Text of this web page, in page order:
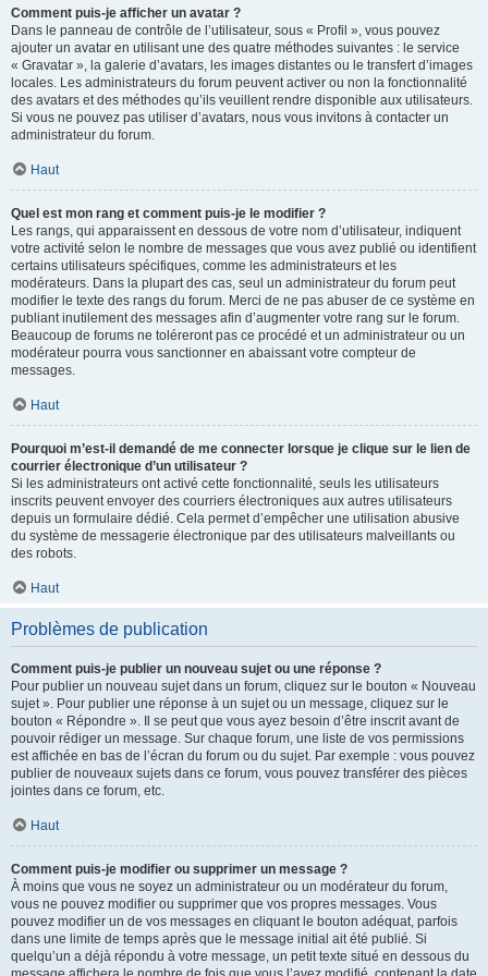
Comment puis-je afficher un avatar ?
Dans le panneau de contrôle de l’utilisateur, sous « Profil », vous pouvez
ajouter un avatar en utilisant une des quatre méthodes suivantes : le service
« Gravatar », la galerie d’avatars, les images distantes ou le transfert d’images
locales. Les administrateurs du forum peuvent activer ou non la fonctionnalité
des avatars et des méthodes qu’ils veuillent rendre disponible aux utilisateurs.
Si vous ne pouvez pas utiliser d’avatars, nous vous invitons à contacter un
administrateur du forum.
Haut
Quel est mon rang et comment puis-je le modifier ?
Les rangs, qui apparaissent en dessous de votre nom d’utilisateur, indiquent
votre activité selon le nombre de messages que vous avez publié ou identifient
certains utilisateurs spécifiques, comme les administrateurs et les
modérateurs. Dans la plupart des cas, seul un administrateur du forum peut
modifier le texte des rangs du forum. Merci de ne pas abuser de ce système en
publiant inutilement des messages afin d’augmenter votre rang sur le forum.
Beaucoup de forums ne toléreront pas ce procédé et un administrateur ou un
modérateur pourra vous sanctionner en abaissant votre compteur de
messages.
Haut
Pourquoi m’est-il demandé de me connecter lorsque je clique sur le lien de
courrier électronique d’un utilisateur ?
Si les administrateurs ont activé cette fonctionnalité, seuls les utilisateurs
inscrits peuvent envoyer des courriers électroniques aux autres utilisateurs
depuis un formulaire dédié. Cela permet d’empêcher une utilisation abusive
du système de messagerie électronique par des utilisateurs malveillants ou
des robots.
Haut
Problèmes de publication
Comment puis-je publier un nouveau sujet ou une réponse ?
Pour publier un nouveau sujet dans un forum, cliquez sur le bouton « Nouveau
sujet ». Pour publier une réponse à un sujet ou un message, cliquez sur le
bouton « Répondre ». Il se peut que vous ayez besoin d’être inscrit avant de
pouvoir rédiger un message. Sur chaque forum, une liste de vos permissions
est affichée en bas de l’écran du forum ou du sujet. Par exemple : vous pouvez
publier de nouveaux sujets dans ce forum, vous pouvez transférer des pièces
jointes dans ce forum, etc.
Haut
Comment puis-je modifier ou supprimer un message ?
À moins que vous ne soyez un administrateur ou un modérateur du forum,
vous ne pouvez modifier ou supprimer que vos propres messages. Vous
pouvez modifier un de vos messages en cliquant le bouton adéquat, parfois
dans une limite de temps après que le message initial ait été publié. Si
quelqu’un a déjà répondu à votre message, un petit texte situé en dessous du